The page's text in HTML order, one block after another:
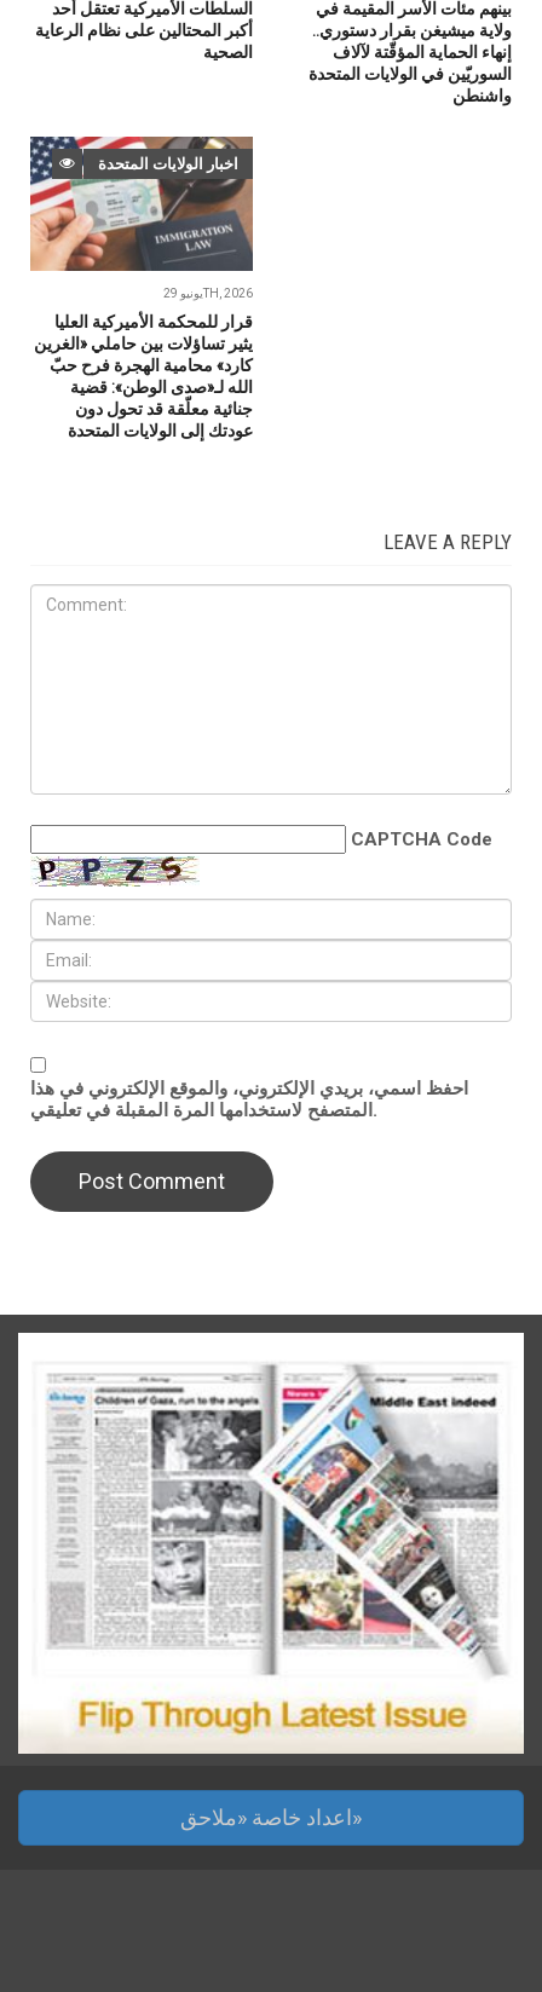
السلطات الأميركية تعتقل أحد
أكبر المحتالين على نظام الرعاية
الصحية
بينهم مئات الأسر المقيمة في
ولاية ميشيغن بقرار دستوري..
إنهاء الحماية المؤقّتة لآلاف
السوريّين في الولايات المتحدة
واشنطن
اخبار الولايات المتحدة
يونيو 29TH, 2026
قرار للمحكمة الأميركية العليا
يثير تساؤلات بين حاملي «الغرين
كارد» محامية الهجرة فرح حبّ
الله لـ«صدى الوطن»: قضية
جنائية معلّقة قد تحول دون
عودتك إلى الولايات المتحدة
LEAVE A REPLY
CAPTCHA Code
احفظ اسمي، بريدي الإلكتروني، والموقع الإلكتروني في هذا
المتصفح لاستخدامها المرة المقبلة في تعليقي.
اعداد خاصة «ملاحق»